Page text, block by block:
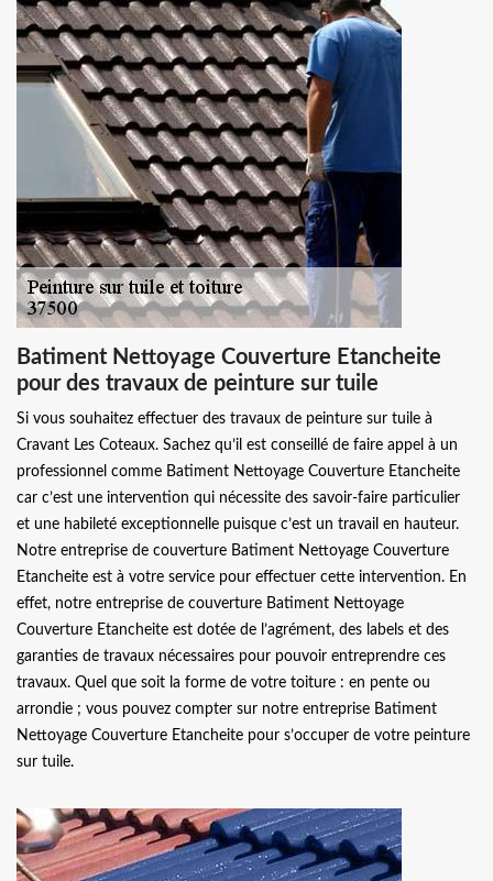
Batiment Nettoyage Couverture Etancheite
pour des travaux de peinture sur tuile
Si vous souhaitez effectuer des travaux de peinture sur tuile à
Cravant Les Coteaux. Sachez qu’il est conseillé de faire appel à un
professionnel comme Batiment Nettoyage Couverture Etancheite
car c’est une intervention qui nécessite des savoir-faire particulier
et une habileté exceptionnelle puisque c’est un travail en hauteur.
Notre entreprise de couverture Batiment Nettoyage Couverture
Etancheite est à votre service pour effectuer cette intervention. En
effet, notre entreprise de couverture Batiment Nettoyage
Couverture Etancheite est dotée de l’agrément, des labels et des
garanties de travaux nécessaires pour pouvoir entreprendre ces
travaux. Quel que soit la forme de votre toiture : en pente ou
arrondie ; vous pouvez compter sur notre entreprise Batiment
Nettoyage Couverture Etancheite pour s’occuper de votre peinture
sur tuile.